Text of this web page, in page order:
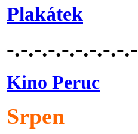
Plakátek
-.-.-.-.-.-.-.-.-.-
Kino Peruc
Srpen